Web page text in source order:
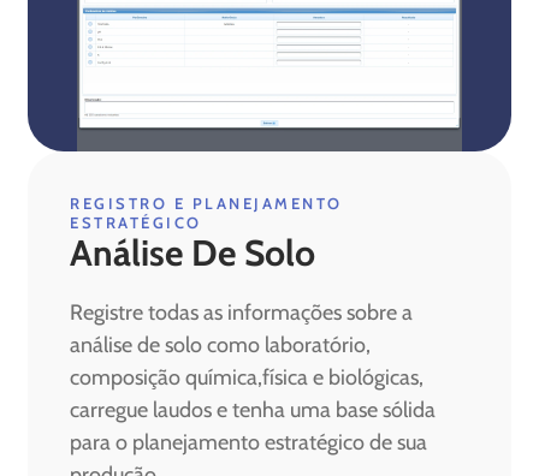
REGISTRO E PLANEJAMENTO
ESTRATÉGICO
Análise De Solo
Registre todas as informações sobre a
análise de solo como laboratório,
composição química,física e biológicas,
carregue laudos e tenha uma base sólida
para o planejamento estratégico de sua